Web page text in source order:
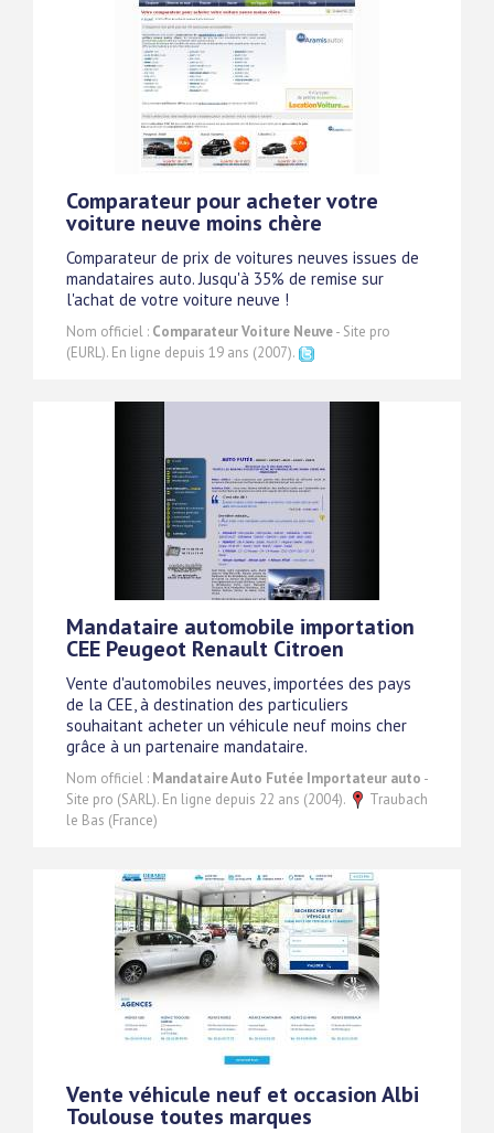
Comparateur pour acheter votre
voiture neuve moins chère
Comparateur de prix de voitures neuves issues de
mandataires auto. Jusqu'à 35% de remise sur
l'achat de votre voiture neuve !
Nom officiel : Comparateur Voiture Neuve- Site pro
(EURL). En ligne depuis 19 ans (2007).
Mandataire automobile importation
CEE Peugeot Renault Citroen
Vente d'automobiles neuves, importées des pays
de la CEE, à destination des particuliers
souhaitant acheter un véhicule neuf moins cher
grâce à un partenaire mandataire.
Nom officiel : Mandataire Auto Futée Importateur auto -
Site pro (SARL). En ligne depuis 22 ans (2004).
Traubach
le Bas (France)
Vente véhicule neuf et occasion Albi
Toulouse toutes marques